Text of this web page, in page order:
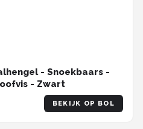
- Snoekbaars -
- Zwart
BEKIJK OP BOL